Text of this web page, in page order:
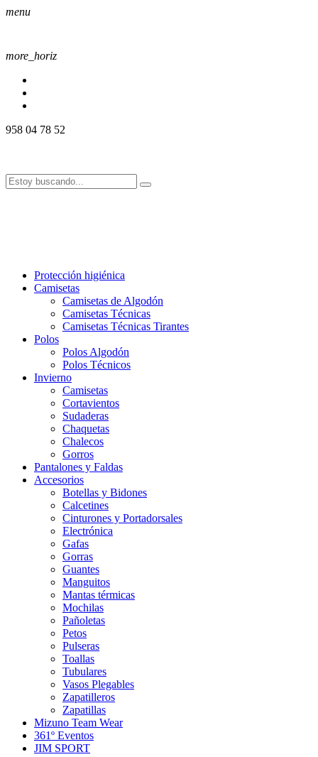
menu
more_horiz
958 04 78 52
Protección higiénica
Camisetas
Camisetas de Algodón
Camisetas Técnicas
Camisetas Técnicas Tirantes
Polos
Polos Algodón
Polos Técnicos
Invierno
Camisetas
Cortavientos
Sudaderas
Chaquetas
Chalecos
Gorros
Pantalones y Faldas
Accesorios
Botellas y Bidones
Calcetines
Cinturones y Portadorsales
Electrónica
Gafas
Gorras
Guantes
Manguitos
Mantas térmicas
Mochilas
Pañoletas
Petos
Pulseras
Toallas
Tubulares
Vasos Plegables
Zapatilleros
Zapatillas
Mizuno Team Wear
361º Eventos
JIM SPORT